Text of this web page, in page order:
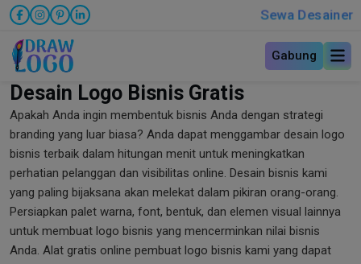
Sewa Desainer
Gabung
Desain Logo Bisnis Gratis
Apakah Anda ingin membentuk bisnis Anda dengan strategi
branding yang luar biasa? Anda dapat menggambar desain logo
bisnis terbaik dalam hitungan menit untuk meningkatkan
perhatian pelanggan dan visibilitas online. Desain bisnis kami
yang paling bijaksana akan melekat dalam pikiran orang-orang.
Persiapkan palet warna, font, bentuk, dan elemen visual lainnya
untuk membuat logo bisnis yang mencerminkan nilai bisnis
Anda. Alat gratis online pembuat logo bisnis kami yang dapat